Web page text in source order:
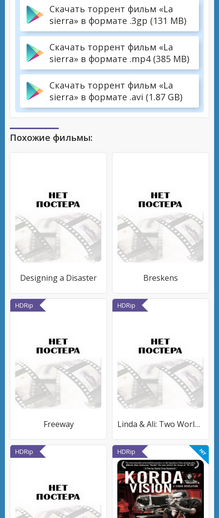
Скачать торрент фильм «La
sierra» в формате .3gp (131 MB)
Скачать торрент фильм «La
sierra» в формате .mp4 (385 MB)
Скачать торрент фильм «La
sierra» в формате .avi (1.87 GB)
Похожие фильмы:
Designing a Disaster Breskens
HDRip
Freeway
HDRip
Linda & Ali: Two Worlds Within Four Walls
HDRip HDRip